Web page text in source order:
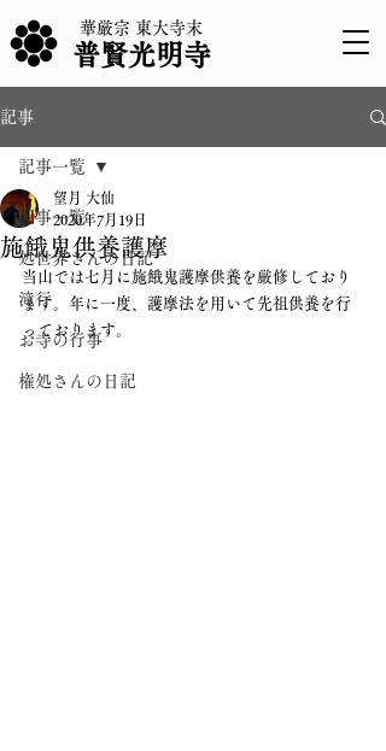
普賢光明寺
華厳宗 東大寺末
記事
記事一覧
処世界さんの日記
滝行
お寺の行事
権処さんの日記
記事一覧
施餓鬼供養護摩
望月 大仙
2020年7月19日
当山では七月に施餓鬼護摩供養を厳修しており
ます。年に一度、護摩法を用いて先祖供養を行
っております。